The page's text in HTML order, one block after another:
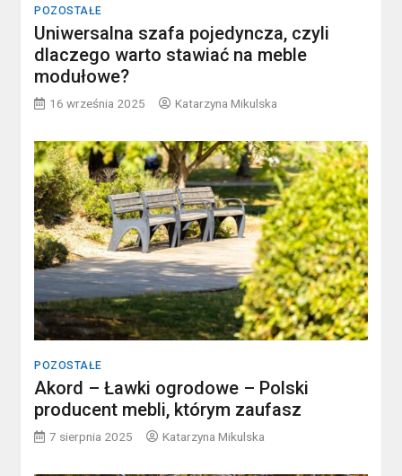
POZOSTAŁE
Uniwersalna szafa pojedyncza, czyli
dlaczego warto stawiać na meble
modułowe?
16 września 2025 Katarzyna Mikulska
POZOSTAŁE
Akord – Ławki ogrodowe – Polski
producent mebli, którym zaufasz
7 sierpnia 2025 Katarzyna Mikulska